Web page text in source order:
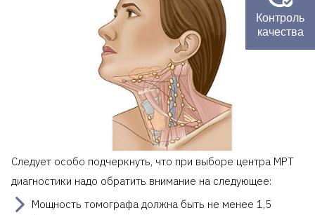
Следует особо подчеркнуть, что при выборе центра МРТ
диагностики надо обратить внимание на следующее:
Мощность томографа должна быть не менее 1,5
Контроль
качества